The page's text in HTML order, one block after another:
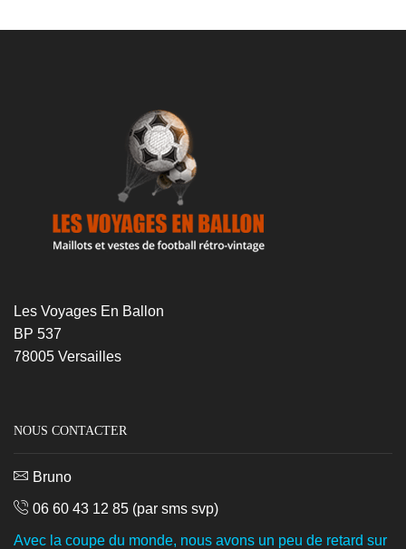
était :est :
Les Voyages En Ballon
BP 537
78005 Versailles
NOUS CONTACTER
Bruno
06 60 43 12 85 (par sms svp)
Avec la coupe du monde, nous avons un peu de retard sur